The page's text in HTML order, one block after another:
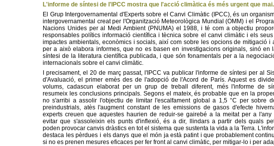
L'informe de síntesi de l'IPCC mostra que l'acció climàtica és més urgent que mai.
El Grup Intergovernamental d'Experts sobre el Canvi Climàtic (IPCC), és un
intergovernamental creat per l'Organització Meteorològica Mundial (OMM) i el
Nacions Unides per al Medi Ambient (PNUMA) el 1988, i té com a objectiu
responsables polítics informació científica i tècnica sobre el canvi climàtic i els
impactes ambientals, econòmics i socials, així com sobre les opcions de mitigació i
per a això elabora informes, que no es basen en investigacions originals, sinó en
síntesi de la literatura científica publicada, i que són fonamentals per a la
internacionals sobre el canvi climàtic.
I precisament, el 20 de març passat, l'IPCC va publicar l'informe de síntesi per al
d'Avaluació, el primer emès des de l'adopció de l'Acord de París. Aquest es
volums, cadascun elaborat per un grup de treball diferent, més l'informe de
resumeix les conclusions principals. Segons el mateix, és probable que en la
no s'arribi a assolir l'objectiu de limitar l'escalfament global a 1,5 °C per sobre
preindustrials, atès l'augment constant de les emissions de gasos d'efecte
experts creuen que aquestes haurien de reduir-se gairebé a la meitat per a l'any
evitar que s'assoleixin els punts d'inflexió, és a dir, llindars a partir dels quals
poden provocar canvis dràstics en tot el sistema que sustenta la vida a la Terra.
destaca les pèrdues i els danys que el món ja està patint i que probablement
si no es prenen mesures eficaces per fer front al canvi climàtic, per mitigar-lo i per